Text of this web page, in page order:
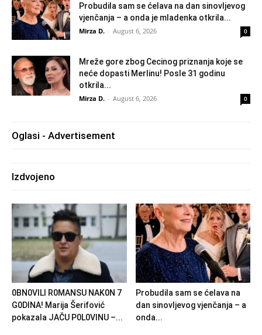
Probudila sam se ćelava na dan sinovljevog
vjenčanja – a onda je mladenka otkrila...
Mirza D. - August 6, 2026 0
Mreže gore zbog Cecinog priznanja koje se
neće dopasti Merlinu! Posle 31 godinu
otkrila...
Mirza D. - August 6, 2026 0
Oglasi - Advertisement
Izdvojeno
0BN0VlLl R0MANSU NAK0N 7
G0DlNA! Marija Šerifović
pokazala JAČU P0L0VINU –...
Probudila sam se ćelava na
dan sinovljevog vjenčanja – a
onda...